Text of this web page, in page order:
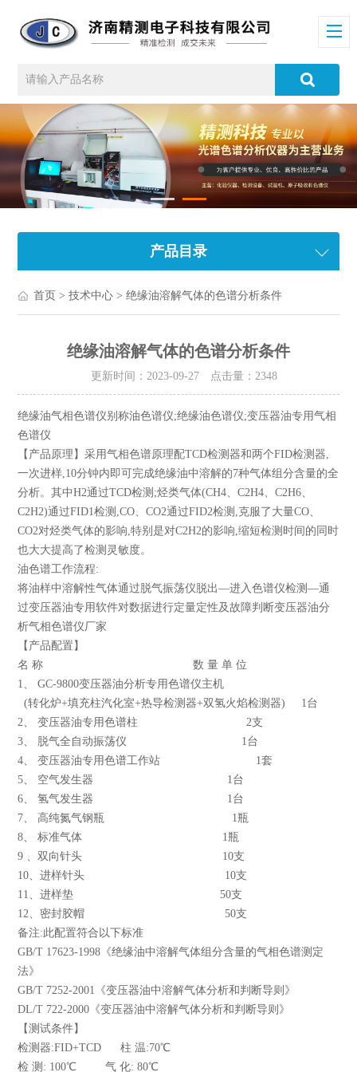
产品目录
首页 >技术中心 > 绝缘油溶解气体的色谱分析条件
绝缘油溶解气体的色谱分析条件
更新时间：2023-09-27 点击量： 2348
绝缘油气相色谱仪别称油色谱仪;绝缘油色谱仪;变压器油专用气相
色谱仪
【产品原理】采用气相色谱原理配TCD检测器和两个FID检测器,
一次进样,10分钟内即可完成绝缘油中溶解的7种气体组分含量的全
分析。其中H2通过TCD检测;烃类气体(CH4、C2H4、C2H6、
C2H2)通过FID1检测,CO、CO2通过FID2检测,克服了大量CO、
CO2对烃类气体的影响,特别是对C2H2的影响,缩短检测时间的同时
也大大提高了检测灵敏度。
油色谱工作流程:
将油样中溶解性气体通过脱气振荡仪脱出—进入色谱仪检测—通
过变压器油专用软件对数据进行定量定性及故障判断变压器油分
析气相色谱仪厂家
【产品配置】
名 称 数 量 单 位
1、 GC-9800变压器油分析专用色谱仪主机
(转化炉+填充柱汽化室+热导检测器+双氢火焰检测器) 1台
2、 变压器油专用色谱柱 2支
3、 脱气全自动振荡仪 1台
4、 变压器油专用色谱工作站 1套
5、 空气发生器 1台
6、 氢气发生器 1台
7、 高纯氮气钢瓶 1瓶
8、 标准气体 1瓶
9 、双向针头 10支
10、进样针头 10支
11、进样垫 50支
12、密封胶帽 50支
备注:此配置符合以下标准
GB/T 17623-1998《绝缘油中溶解气体组分含量的气相色谱测定
法》
GB/T 7252-2001《变压器油中溶解气体分析和判断导则》
DL/T 722-2000《变压器油中溶解气体分析和判断导则》
【测试条件】
检测器:FID+TCD 柱 温:70℃
检 测: 100℃ 气 化: 80℃